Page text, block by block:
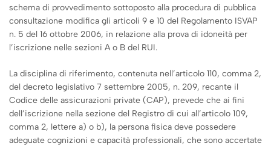
schema di provvedimento sottoposto alla procedura di pubblica
consultazione modifica gli articoli 9 e 10 del Regolamento ISVAP
n. 5 del 16 ottobre 2006, in relazione alla prova di idoneità per
l’iscrizione nelle sezioni A o B del RUI.
La disciplina di riferimento, contenuta nell’articolo 110, comma 2,
del decreto legislativo 7 settembre 2005, n. 209, recante il
Codice delle assicurazioni private (CAP), prevede che ai fini
dell’iscrizione nella sezione del Registro di cui all’articolo 109,
comma 2, lettere a) o b), la persona fisica deve possedere
adeguate cognizioni e capacità professionali, che sono accertate